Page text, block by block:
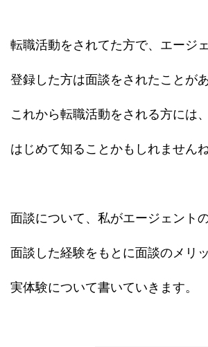
転職活動をされてた方で、エージ
登録した方は面談をされたことが
これから転職活動をされる方には、
はじめて知ることかもしれませんね
面談について、私がエージェント
面談した経験をもとに面談のメリッ
実体験について書いていきます。